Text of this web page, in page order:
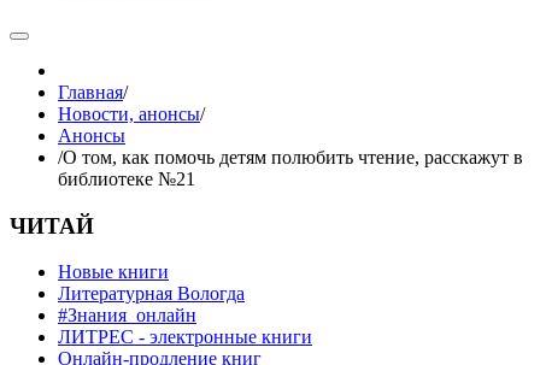
Главная/
Новости, анонсы/
Анонсы
/О том, как помочь детям полюбить чтение, расскажут в
библиотеке №21
ЧИТАЙ
Новые книги
Литературная Вологда
#Знания_онлайн
ЛИТРЕС - электронные книги
Онлайн-продление книг